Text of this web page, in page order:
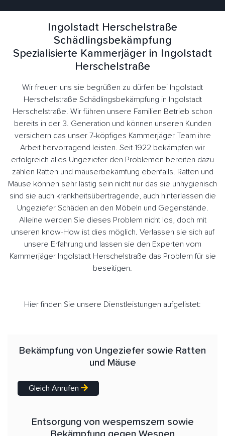
Ingolstadt Herschelstraße
Schädlingsbekämpfung
Spezialisierte Kammerjäger in Ingolstadt
Herschelstraße
Wir freuen uns sie begrüßen zu dürfen bei Ingolstadt
Herschelstraße Schädlingsbekämpfung in Ingolstadt
Herschelstraße. Wir führen unsere Familien Betrieb schon
bereits in der 3. Generation und können unseren Kunden
versichern das unser 7-köpfiges Kammerjäger Team ihre
Arbeit hervorragend leisten. Seit 1922 bekämpfen wir
erfolgreich alles Ungeziefer den Problemen bereiten dazu
zählen Ratten und mäuserbekämfung ebenfalls. Ratten und
Mäuse können sehr lästig sein nicht nur das sie unhygienisch
sind sie auch krankheitsübertragende, auch hinterlassen die
Ungeziefer Schäden an den Möbeln und Gegenstände.
Alleine werden Sie dieses Problem nicht los, doch mit
unseren know-How ist dies möglich. Verlassen sie sich auf
unsere Erfahrung und lassen sie den Experten vom
Kammerjäger Ingolstadt Herschelstraße das Problem für sie
beseitigen.
Hier finden Sie unsere Dienstleistungen aufgelistet:
Bekämpfung von Ungeziefer sowie Ratten
und Mäuse
Gleich Anrufen
Entsorgung von wespemszern sowie